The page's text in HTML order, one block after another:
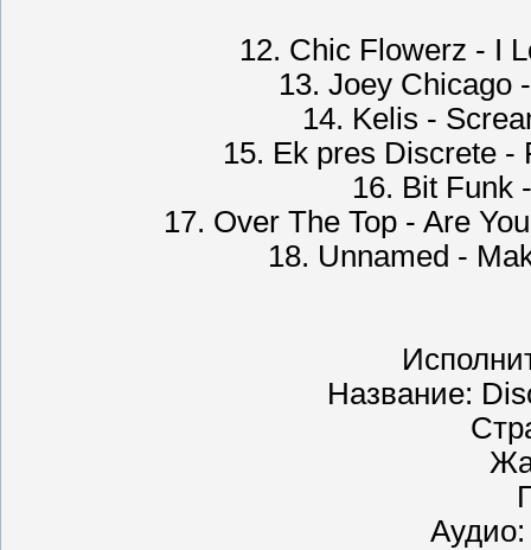
12. Chic Flowerz - I
13. Joey Chicago
14. Kelis -
15. Еk pres Discrete -
16. Bit Funk
17. Over The Top - Are
18. Unnamed -
Название: